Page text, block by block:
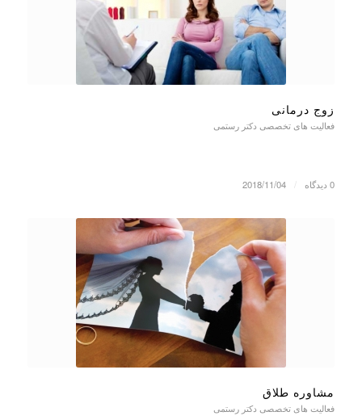
زوج درمانی
فعالیت های تخصصی دکتر رستمی
0 دیدگاه 2018/11/04
مشاوره طلاق
فعالیت های تخصصی دکتر رستمی